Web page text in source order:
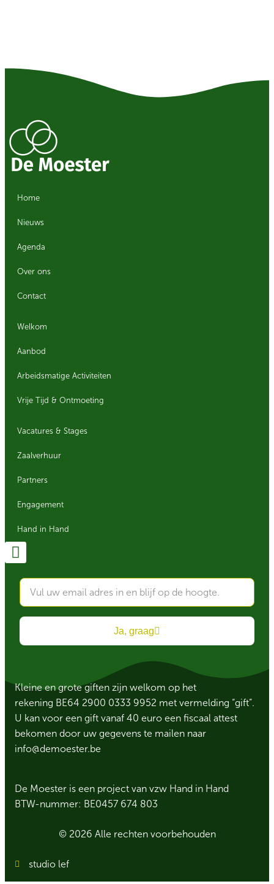
Home
Nieuws
Agenda
Over ons
Contact
Welkom
Aanbod
Arbeidsmatige Activiteiten
Vrije Tijd & Ontmoeting
Vacatures & Stages
Zaalverhuur
Partners
Engagement
Hand in Hand
Ja, graag
Kleine en grote giften zijn welkom op het
rekening BE64 2900 0333 9952 met vermelding “gift”.
U kan voor een gift vanaf 40 euro een fiscaal attest
bekomen door uw gegevens te mailen naar
info@demoester.be
De Moester is een project van vzw Hand in Hand
BTW-nummer: BE0457 674 803
© 2026 Alle rechten voorbehouden
studio lef